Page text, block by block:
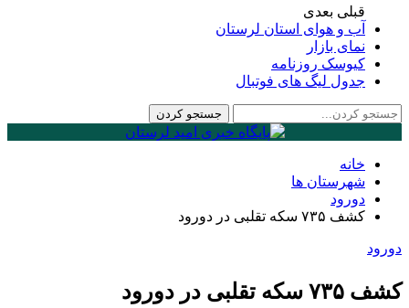
قبلی بعدی
آب و هوای استان لرستان
نمای بازار
کیوسک روزنامه
جدول لیگ های فوتبال
خانه
شهرستان ها
دورود
کشف ٧٣۵ سکه تقلبی در دورود
دورود
کشف ٧٣۵ سکه تقلبی در دورود